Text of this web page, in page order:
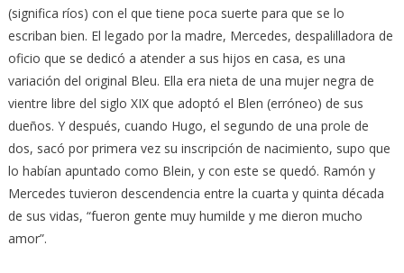
(significa ríos) con el que tiene poca suerte para que se lo
escriban bien. El legado por la madre, Mercedes, despalilladora de
oficio que se dedicó a atender a sus hijos en casa, es una
variación del original Bleu. Ella era nieta de una mujer negra de
vientre libre del siglo XIX que adoptó el Blen (erróneo) de sus
dueños. Y después, cuando Hugo, el segundo de una prole de
dos, sacó por primera vez su inscripción de nacimiento, supo que
lo habían apuntado como Blein, y con este se quedó. Ramón y
Mercedes tuvieron descendencia entre la cuarta y quinta década
de sus vidas, “fueron gente muy humilde y me dieron mucho
amor”.